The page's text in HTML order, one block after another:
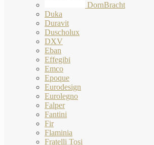
DornBracht
Duka
Duravit
Duscholux
DXV
Eban
Effegibi
Emco
Epoque
Eurodesign
Eurolegno
Falper
Fantini
Fir
Flaminia
Fratelli Tosi